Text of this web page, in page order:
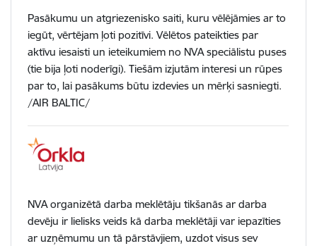
Pasākumu un atgriezenisko saiti, kuru vēlējāmies ar to
iegūt, vērtējam ļoti pozitīvi. Vēlētos pateikties par
aktīvu iesaisti un ieteikumiem no NVA speciālistu puses
(tie bija ļoti noderīgi). Tiešām izjutām interesi un rūpes
par to, lai pasākums būtu izdevies un mērķi sasniegti.
/AIR BALTIC/
NVA organizētā darba meklētāju tikšanās ar darba
devēju ir lielisks veids kā darba meklētāji var iepazīties
ar uzņēmumu un tā pārstāvjiem, uzdot visus sev